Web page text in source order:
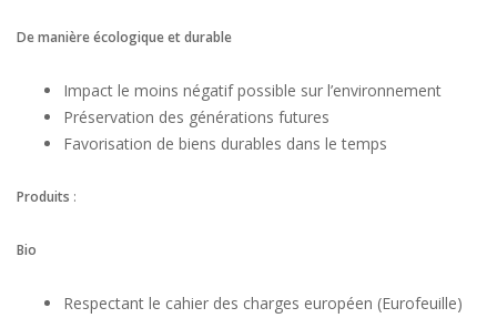
De manière écologique et durable
Impact le moins négatif possible sur l’environnement
Préservation des générations futures
Favorisation de biens durables dans le temps
Produits :
Bio
Respectant le cahier des charges européen (Eurofeuille)